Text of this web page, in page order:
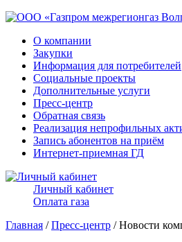
О компании
Закупки
Информация для потребителей
Социальные проекты
Дополнительные услуги
Пресс-центр
Обратная связь
Реализация непрофильных
Запись абонентов на приём
Интернет-приемная ГД
Личный кабинет
Оплата газа
Главная /Пресс-центр / Новости